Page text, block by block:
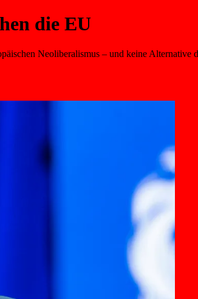
die EU
Neoliberalismus – und keine Alternative